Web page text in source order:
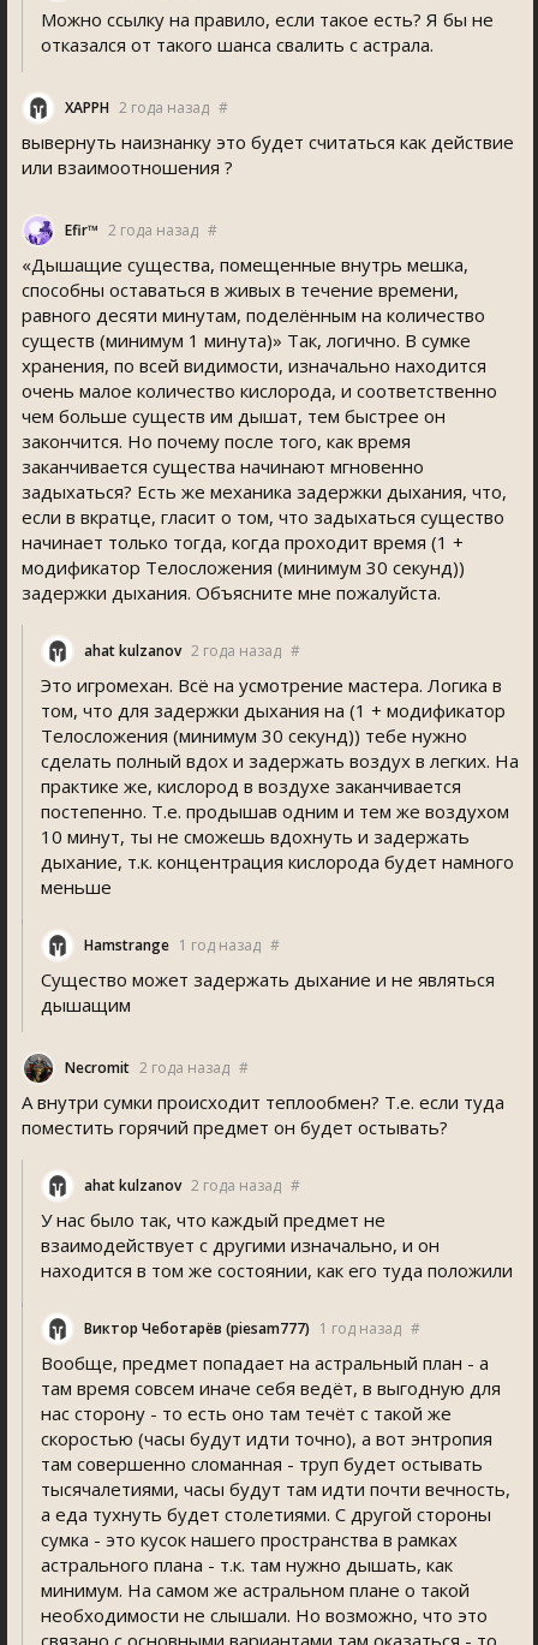
Можно ссылку на правило, если такое есть? Я бы не
отказался от такого шанса свалить с астрала.
XAPPH 2 года назад #
вывернуть наизнанку это будет считаться как действие
или взаимоотношения ?
Efir™ 2 года назад #
«Дышащие существа, помещенные внутрь мешка,
способны оставаться в живых в течение времени,
равного десяти минутам, поделённым на количество
существ (минимум 1 минута)» Так, логично. В сумке
хранения, по всей видимости, изначально находится
очень малое количество кислорода, и соответственно
чем больше существ им дышат, тем быстрее он
закончится. Но почему после того, как время
заканчивается существа начинают мгновенно
задыхаться? Есть же механика задержки дыхания, что,
если в вкратце, гласит о том, что задыхаться существо
начинает только тогда, когда проходит время (1 +
модификатор Телосложения (минимум 30 секунд))
задержки дыхания. Объясните мне пожалуйста.
ahat kulzanov 2 года назад #
Это игромехан. Всё на усмотрение мастера. Логика в
том, что для задержки дыхания на (1 + модификатор
Телосложения (минимум 30 секунд)) тебе нужно
сделать полный вдох и задержать воздух в легких. На
практике же, кислород в воздухе заканчивается
постепенно. Т.е. продышав одним и тем же воздухом
10 минут, ты не сможешь вдохнуть и задержать
дыхание, т.к. концентрация кислорода будет намного
меньше
Hamstrange 1 год назад #
Существо может задержать дыхание и не являться
дышащим
Necromit 2 года назад #
А внутри сумки происходит теплообмен? Т.е. если туда
поместить горячий предмет он будет остывать?
ahat kulzanov 2 года назад #
У нас было так, что каждый предмет не
взаимодействует с другими изначально, и он
находится в том же состоянии, как его туда положили
Виктор Чеботарёв (piesam777) 1 год назад #
Вообще, предмет попадает на астральный план - а
там время совсем иначе себя ведёт, в выгодную для
нас сторону - то есть оно там течёт с такой же
скоростью (часы будут идти точно), а вот энтропия
там совершенно сломанная - труп будет остывать
тысячалетиями, часы будут там идти почти вечность,
а еда тухнуть будет столетиями. С другой стороны
сумка - это кусок нашего пространства в рамках
астрального плана - т.к. там нужно дышать, как
минимум. На самом же астральном плане о такой
необходимости не слышали. Но возможно, что это
связано с основными вариантами там оказаться - то